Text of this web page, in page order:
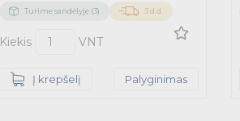
Turime sandėlyje (3) 3 d.d.
Kiekis VNT
Į krepšelį Palyginimas